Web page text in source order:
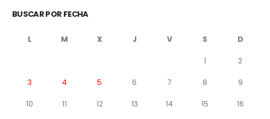
BUSCAR POR FECHA
L M X J V S D
1 2
3 4 5 6 7 8 9
10 11 12 13 14 15 16